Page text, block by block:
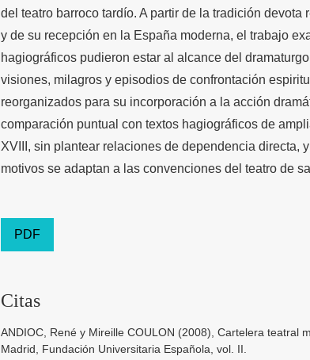
del teatro barroco tardío. A partir de la tradición devota
y de su recepción en la España moderna, el trabajo
hagiográficos pudieron estar al alcance del
visiones, milagros y episodios de confrontación
reorganizados para su incorporación a la acción
comparación puntual con textos hagiográficos de
XVIII, sin plantear relaciones de dependencia directa,
motivos se adaptan a las convenciones del teatro de
PDF
Citas
ANDIOC, René y Mireille COULON (2008), Cartelera teatral
Madrid, Fundación Universitaria Española, vol. II.